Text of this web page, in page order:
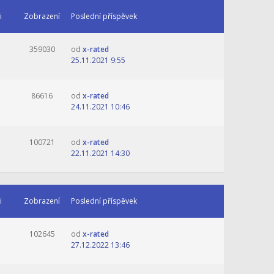
Zobrazení Poslední příspěvek
359030 od x-rated
25.11.2021 9:55
86616 od x-rated
24.11.2021 10:46
100721 od x-rated
22.11.2021 14:30
Zobrazení Poslední příspěvek
102645 od x-rated
27.12.2022 13:46